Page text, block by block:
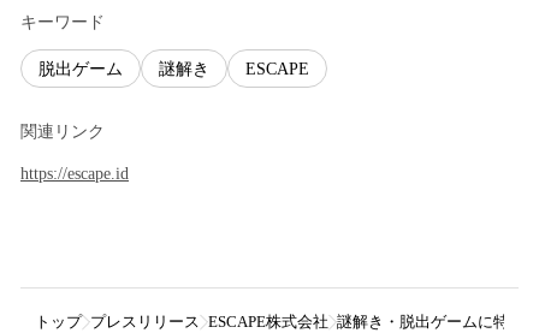
キーワード
脱出ゲーム 謎解き ESCAPE
関連リンク
https://escape.id
トップ プレスリリース ESCAPE株式会社 謎解き・脱出ゲームに特化